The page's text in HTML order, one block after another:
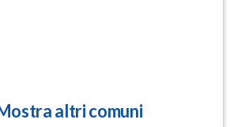
altri comuni